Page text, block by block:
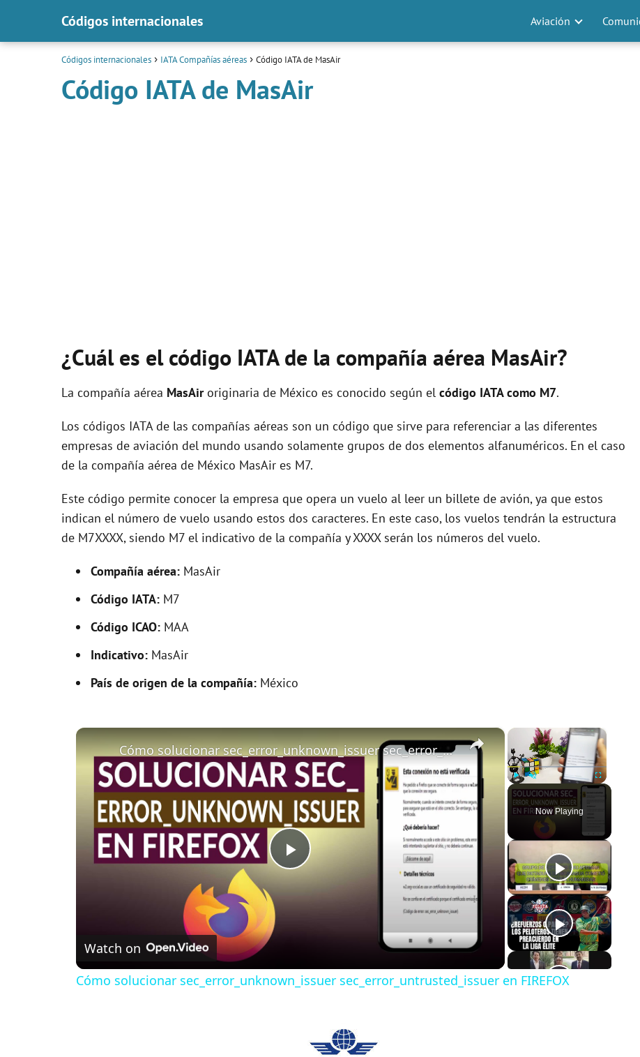
Códigos internacionales Aviación
Códigos internacionales IATA Compañías aéreas Código IATA de MasAir
Código IATA de MasAir
¿Cuál es el código IATA de la compañía aérea MasAir?
La compañía aérea MasAiroriginaria de México es conocido según el código IATA como M7.
Los códigos IATA de las compañías aéreas son un código que sirve para referenciar a las diferentes
empresas de aviación del mundo usando solamente grupos de dos elementos alfanuméricos. En el caso
de la compañía aérea de México MasAir es M7.
Este código permite conocer la empresa que opera un vuelo al leer un billete de avión, ya que estos
indican el número de vuelo usando estos dos caracteres. En este caso, los vuelos tendrán la estructura
de M7XXXX, siendo M7 el indicativo de la compañía y XXXX serán los números del vuelo.
Compañía aérea: MasAir
Código IATA: M7
Código ICAO: MAA
Indicativo: MasAir
País de origen de la compañía: México
×
Play Unmute Fullscreen
Now Playing
×
P
l
y
Cómo solucionar sec_error_unknown_issuer sec_error_untrusted_issuer en FIREFOX
Watch on
Cómo solucionar sec_error_unknown_issuer sec_error_untrusted_issuer en FIREFOX